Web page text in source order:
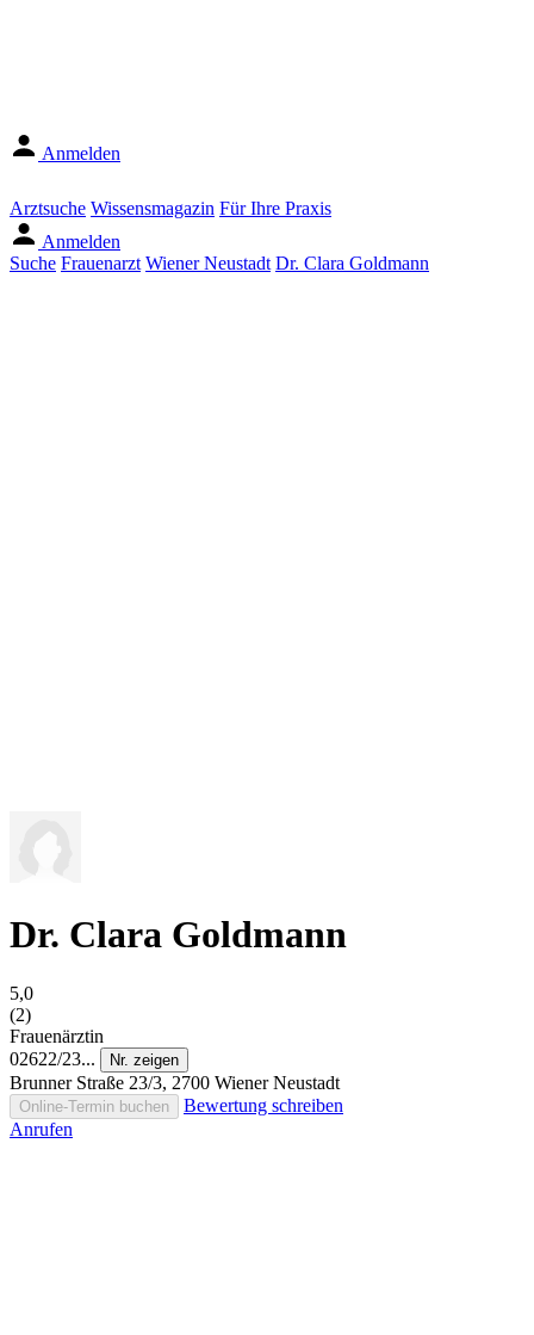
Anmelden
Arztsuche Wissensmagazin Für Ihre Praxis
Anmelden
Suche Frauenarzt Wiener Neustadt Dr. Clara Goldmann
Dr. Clara Goldmann
5,0
(2)
Frauenärztin
02622/23...
Nr. zeigen
Brunner Straße 23/3, 2700 Wiener Neustadt
Online-Termin buchen
Bewertung schreiben
Anrufen